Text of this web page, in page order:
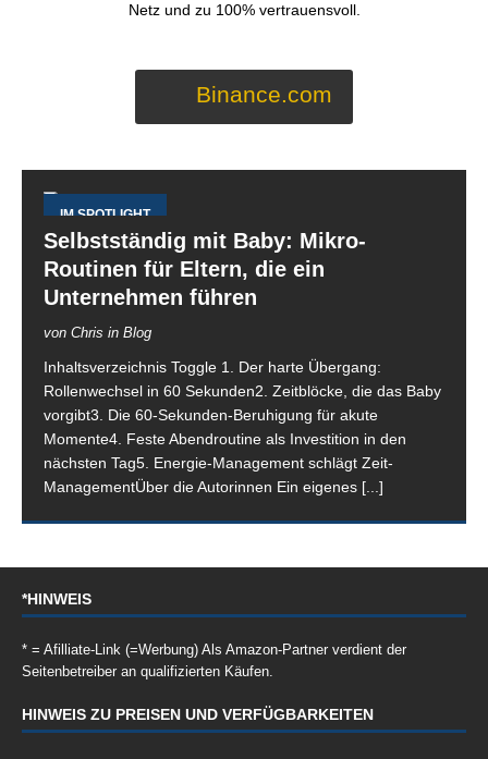
Netz und zu 100% vertrauensvoll.
Binance.com
IM SPOTLIGHT
Selbstständig mit Baby: Mikro-
Routinen für Eltern, die ein
Unternehmen führen
von Chris in Blog
Inhaltsverzeichnis Toggle 1. Der harte Übergang:
Rollenwechsel in 60 Sekunden2. Zeitblöcke, die das Baby
vorgibt3. Die 60-Sekunden-Beruhigung für akute
Momente4. Feste Abendroutine als Investition in den
nächsten Tag5. Energie-Management schlägt Zeit-
ManagementÜber die Autorinnen Ein eigenes [...]
*HINWEIS
* = Afilliate-Link (=Werbung) Als Amazon-Partner verdient der
Seitenbetreiber an qualifizierten Käufen.
HINWEIS ZU PREISEN UND VERFÜGBARKEITEN